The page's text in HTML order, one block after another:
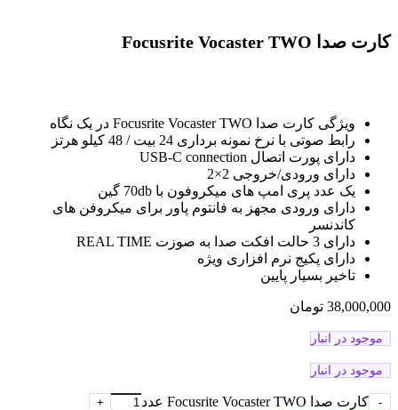
کارت صدا Focusrite Vocaster TWO
ویژگی کارت صدا Focusrite Vocaster TWO در یک نگاه
رابط صوتی با نرخ نمونه برداری 24 بیت / 48 کیلو هرتز
دارای پورت اتصال USB-C connection
دارای ورودی/خروجی 2×2
یک عدد پری امپ های میکروفون با 70db گین
دارای ورودی مجهز به فانتوم پاور برای میکروفن های
کاندنسر
دارای 3 حالت افکت صدا به صوزت REAL TIME
دارای پکیج نرم افزاری ویژه
تاخیر بسیار پایین
38,000,000 تومان
موجود در انبار
موجود در انبار
کارت صدا Focusrite Vocaster TWO عدد